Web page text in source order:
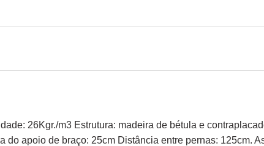
26Kgr./m3 Estrutura: madeira de bétula e
do apoio de braço: 25cm Distância entre pernas: 125cm.